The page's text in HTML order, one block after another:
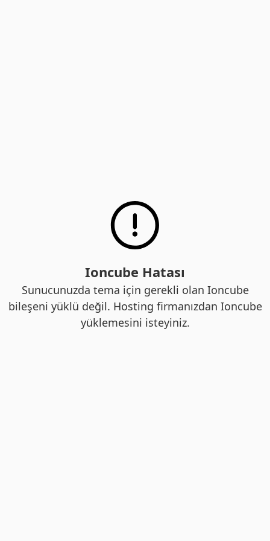
Ioncube Hatası
Sunucunuzda tema için gerekli olan Ioncube
bileşeni yüklü değil. Hosting firmanızdan Ioncube
yüklemesini isteyiniz.